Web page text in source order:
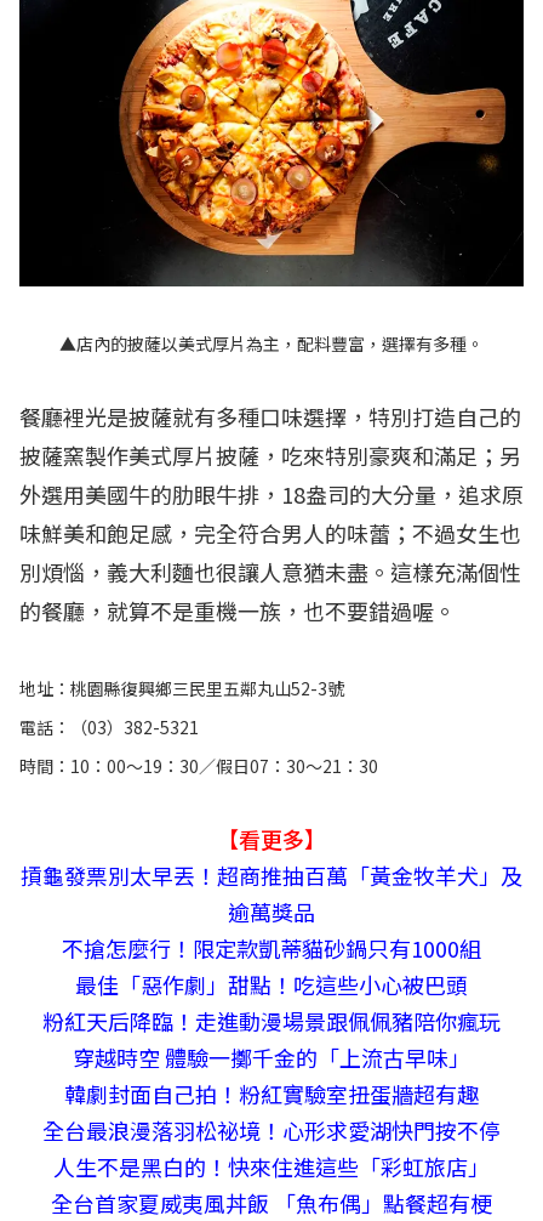
▲店內的披薩以美式厚片為主，配料豐富，選擇有多種。
餐廳裡光是披薩就有多種口味選擇，特別打造自己的
披薩窯製作美式厚片披薩，吃來特別豪爽和滿足；另
外選用美國牛的肋眼牛排，18盎司的大分量，追求原
味鮮美和飽足感，完全符合男人的味蕾；不過女生也
別煩惱，義大利麵也很讓人意猶未盡。這樣充滿個性
的餐廳，就算不是重機一族，也不要錯過喔。
地址：桃園縣復興鄉三民里五鄰丸山52-3號
電話：（03）382-5321
時間：10：00～19：30／假日07：30～21：30
【看更多】
摃龜發票別太早丟！超商推抽百萬「黃金牧羊犬」及
逾萬獎品
不搶怎麼行！限定款凱蒂貓砂鍋只有1000組
最佳「惡作劇」甜點！吃這些小心被巴頭
粉紅天后降臨！走進動漫場景跟佩佩豬陪你瘋玩
穿越時空 體驗一擲千金的「上流古早味」
韓劇封面自己拍！粉紅實驗室扭蛋牆超有趣
全台最浪漫落羽松祕境！心形求愛湖快門按不停
人生不是黑白的！快來住進這些「彩虹旅店」
全台首家夏威夷風丼飯 「魚布偶」點餐超有梗